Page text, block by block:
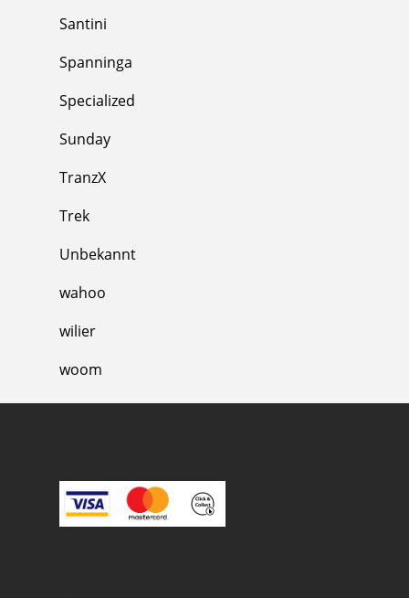
Santini
Spanninga
Specialized
Sunday
TranzX
Trek
Unbekannt
wahoo
wilier
woom